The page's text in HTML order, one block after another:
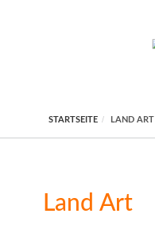
STARTSEITE LAND ART
Land Art